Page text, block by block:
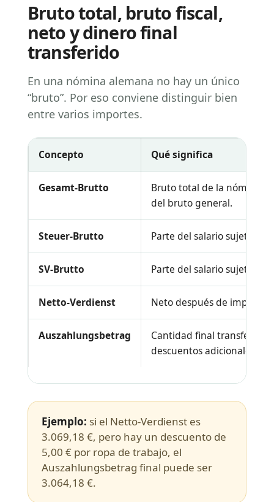
Bruto total, bruto fiscal,
neto y dinero final
transferido
En una nómina alemana no hay un único
“bruto”. Por eso conviene distinguir bien
entre varios importes.
Concepto Qué significa
Gesamt-Brutto
Bruto total de la nómina,
del bruto general.
Steuer-Brutto Parte del salario sujeta a
SV-Brutto Parte del salario sujeta a
Netto-Verdienst Neto después de
Auszahlungsbetrag
Cantidad final transferida
descuentos adicionales.
Ejemplo: si el Netto-Verdienst es
3.069,18 €, pero hay un descuento de
5,00 € por ropa de trabajo, el
Auszahlungsbetrag final puede ser
3.064,18 €.